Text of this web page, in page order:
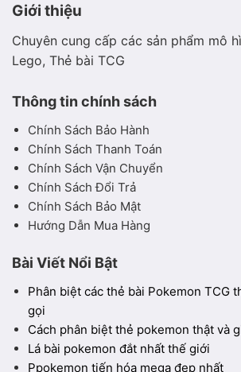
Giới thiệu
Chuyên cung cấp các sản phẩm mô
Lego, Thẻ bài TCG
Thông tin chính sách
Chính Sách Bảo Hành
Chính Sách Thanh Toán
Chính Sách Vận Chuyển
Chính Sách Đổi Trả
Chính Sách Bảo Mật
Hướng Dẫn Mua Hàng
Bài Viết Nổi Bật
Phân biệt các thẻ bài Pokemon TCG
gọi
Cách phân biệt thẻ pokemon thật và
Lá bài pokemon đắt nhất thế giới
Ppokemon tiến hóa mega đẹp nhất